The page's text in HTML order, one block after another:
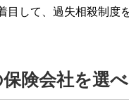
目して、過失相殺制度
険会社を選